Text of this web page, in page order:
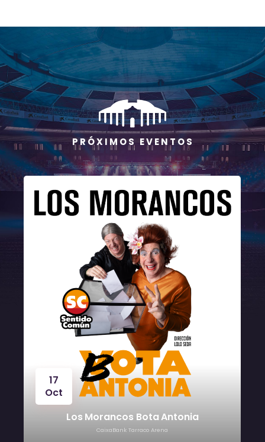
P R Ó X I M O S E V E N T O S
17
Oct
Los Morancos Bota Antonia
CaixaBank Tarraco Arena